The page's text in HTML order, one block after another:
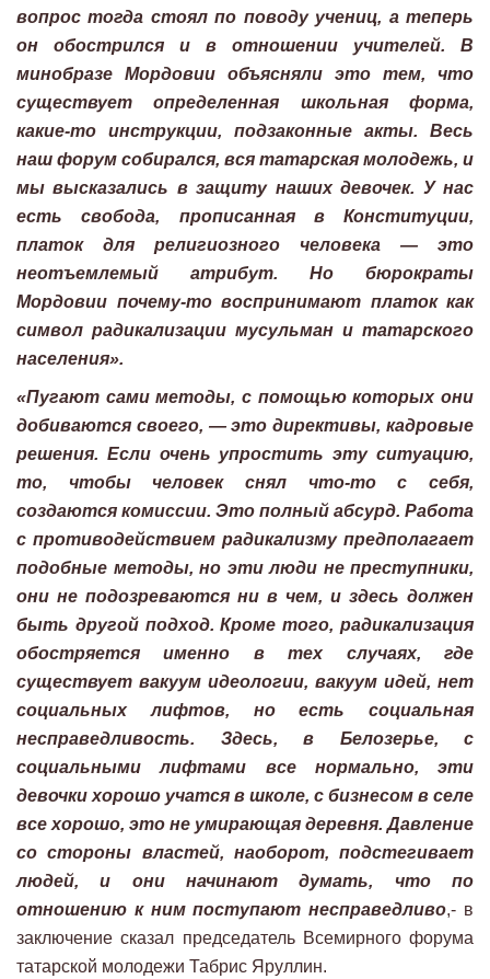
вопрос тогда стоял по поводу учениц, а теперь
он обострился и в отношении учителей. В
минобразе Мордовии объясняли это тем, что
существует определенная школьная форма,
какие-то инструкции, подзаконные акты. Весь
наш форум собирался, вся татарская молодежь, и
мы высказались в защиту наших девочек. У нас
есть свобода, прописанная в Конституции,
платок для религиозного человека — это
неотъемлемый атрибут. Но бюрократы
Мордовии почему-то воспринимают платок как
символ радикализации мусульман и татарского
населения».
«Пугают сами методы, с помощью которых они
добиваются своего, — это директивы, кадровые
решения. Если очень упростить эту ситуацию,
то, чтобы человек снял что-то с себя,
создаются комиссии. Это полный абсурд. Работа
с противодействием радикализму предполагает
подобные методы, но эти люди не преступники,
они не подозреваются ни в чем, и здесь должен
быть другой подход. Кроме того, радикализация
обостряется именно в тех случаях, где
существует вакуум идеологии, вакуум идей, нет
социальных лифтов, но есть социальная
несправедливость. Здесь, в Белозерье, с
социальными лифтами все нормально, эти
девочки хорошо учатся в школе, с бизнесом в селе
все хорошо, это не умирающая деревня. Давление
со стороны властей, наоборот, подстегивает
людей, и они начинают думать, что по
отношению к ним поступают несправедливо,- в
заключение сказал председатель Всемирного форума
татарской молодежи Табрис Яруллин.